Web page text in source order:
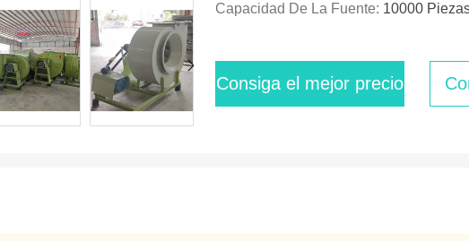
Capacidad De La Fuente: 10000
Consiga el mejor precio